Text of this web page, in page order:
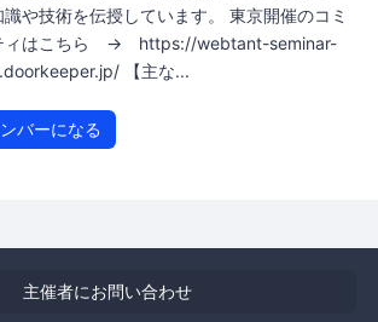
識や技術を伝授しています。 東京開催のコミ
ィはこちら → https://webtant-seminar-
【主な...
ンバーになる
主催者にお問い合わせ